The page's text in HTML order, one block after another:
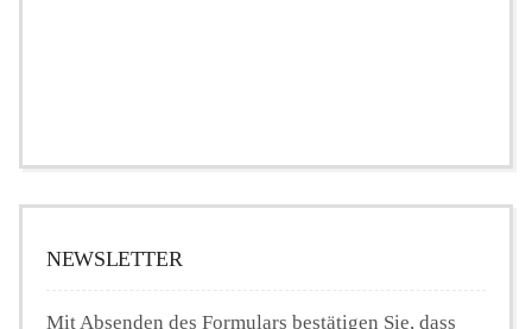
NEWSLETTER
Mit Absenden des Formulars bestätigen Sie, dass